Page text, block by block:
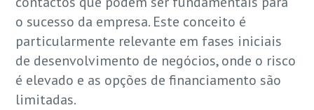
o sucesso da empresa. Este conceito é
particularmente relevante em fases iniciais
de desenvolvimento de negócios, onde o risco
é elevado e as opções de financiamento são
limitadas.